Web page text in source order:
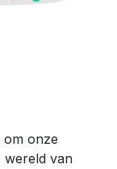
om onze
wereld van